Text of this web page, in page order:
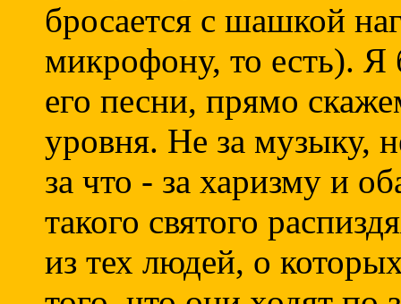
бросается с шашкой
микрофону, то есть).
его песни, прямо
уровня. Не за музыку,
за что - за харизму и
такого святого
из тех людей, о